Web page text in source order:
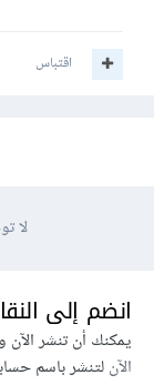
اقتباس
لا
انضم إلى
يمكنك أن تنشر
الآنلتنشر باسم